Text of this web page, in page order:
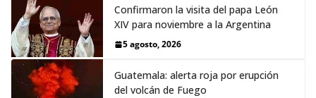
Confirmaron la visita del papa León
XIV para noviembre a la Argentina
5 agosto, 2026
Guatemala: alerta roja por erupción
del volcán de Fuego